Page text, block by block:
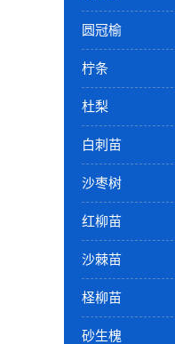
圆冠榆
柠条
杜梨
白刺苗
沙枣树
红柳苗
沙棘苗
柽柳苗
砂生槐